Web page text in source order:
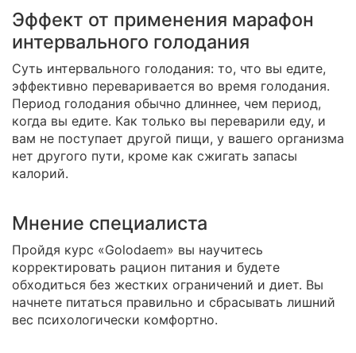
Эффект от применения марафон
интервального голодания
Суть интервального голодания: то, что вы едите,
эффективно переваривается во время голодания.
Период голодания обычно длиннее, чем период,
когда вы едите. Как только вы переварили еду, и
вам не поступает другой пищи, у вашего организма
нет другого пути, кроме как сжигать запасы
калорий.
Мнение специалиста
Пройдя курс «Golodaem» вы научитесь
корректировать рацион питания и будете
обходиться без жестких ограничений и диет. Вы
начнете питаться правильно и сбрасывать лишний
вес психологически комфортно.